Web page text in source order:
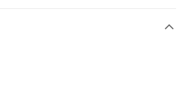
灣大哥大用戶可立即使用無須另外申請。